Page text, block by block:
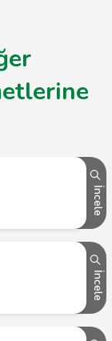
İncele
İncele